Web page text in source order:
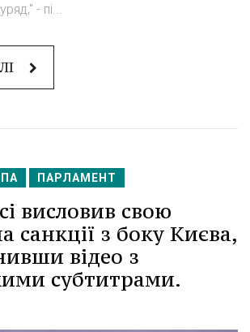
- пі...
ПАРЛАМЕНТ
висловив свою
санкції з боку Києва,
відео з
субтитрами.